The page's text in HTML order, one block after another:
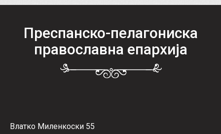
Преспанско-пелагониска
православна епархија
Влатко Миленкоски 55